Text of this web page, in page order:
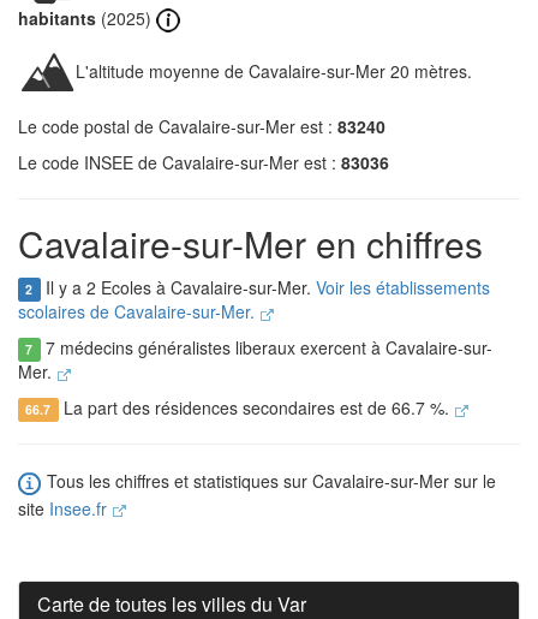
habitants (2025)
L'altitude moyenne de Cavalaire-sur-Mer 20 mètres.
Le code postal de Cavalaire-sur-Mer est : 83240
Le code INSEE de Cavalaire-sur-Mer est : 83036
Cavalaire-sur-Mer en chiffres
2 Il y a 2 Ecoles à Cavalaire-sur-Mer. Voir les établissements
scolaires de Cavalaire-sur-Mer.
7 7 médecins généralistes liberaux exercent à Cavalaire-sur-
Mer.
66.7 La part des résidences secondaires est de 66.7 %.
Tous les chiffres et statistiques sur Cavalaire-sur-Mer sur le
site Insee.fr
Carte de toutes les villes du Var